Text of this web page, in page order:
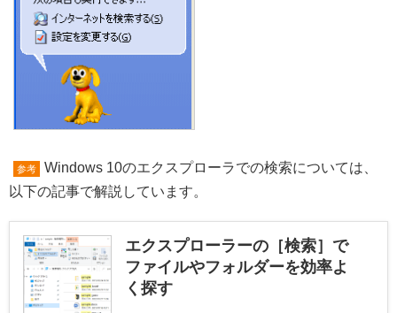
参考
Windows 10のエクスプローラでの検索については、
以下の記事で解説しています。
エクスプローラーの［検索］で
ファイルやフォルダーを効率よ
く探す